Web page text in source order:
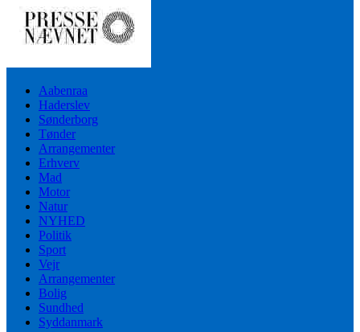
Aabenraa
Haderslev
Sønderborg
Tønder
Arrangementer
Erhverv
Mad
Motor
Natur
NYHED
Politik
Sport
Vejr
Arrangementer
Bolig
Sundhed
Syddanmark